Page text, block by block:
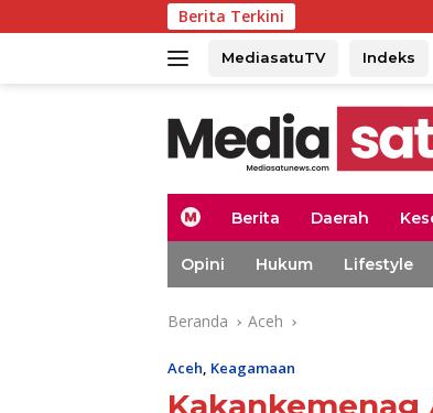
ke
Berita Terkini
MediasatuTV Indeks
H
m
e
Berita Daerah
Opini Hukum Lifestyle
Beranda Aceh
Aceh, Keagamaan